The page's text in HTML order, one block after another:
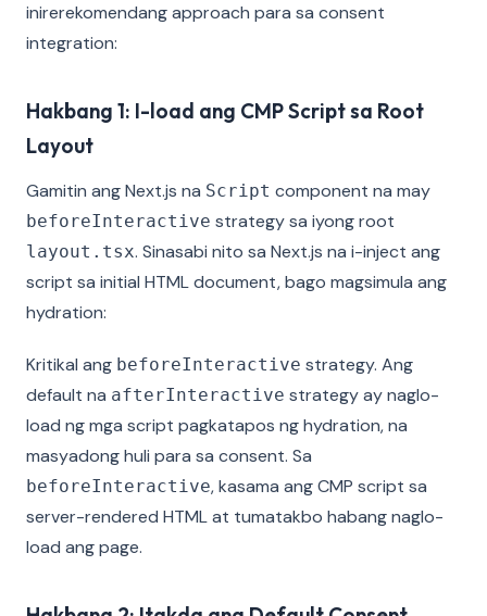
inirerekomendang approach para sa consent
integration:
Hakbang 1: I-load ang CMP Script sa Root
Layout
Gamitin ang Next.js na Script component na may
beforeInteractive strategy sa iyong root
layout.tsx. Sinasabi nito sa Next.js na i-inject ang
script sa initial HTML document, bago magsimula ang
hydration:
Kritikal ang beforeInteractive strategy. Ang
default na afterInteractive strategy ay naglo-
load ng mga script pagkatapos ng hydration, na
masyadong huli para sa consent. Sa
beforeInteractive, kasama ang CMP script sa
server-rendered HTML at tumatakbo habang naglo-
load ang page.